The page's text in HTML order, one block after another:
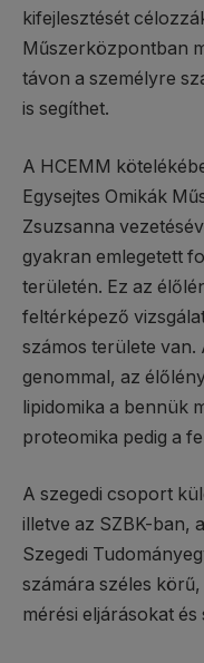
kifejlesztését
Műszerközpontban
távon a személyre
is segíthet.
A HCEMM
Egysejtes Omikák
Zsuzsanna
gyakran emlegetett
területén. Ez az
feltérképező
számos területe van.
genommal, az
lipidomika a bennük
proteomika pedig a
A szegedi csoport
illetve az SZBK-ban,
Szegedi
számára széles
mérési eljárásokat